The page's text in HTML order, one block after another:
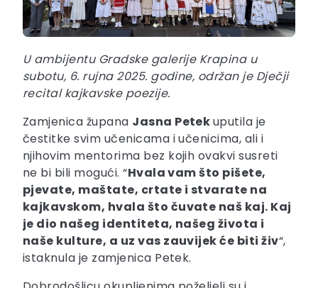
U ambijentu Gradske galerije Krapina u
subotu, 6. rujna 2025. godine, održan je Dječji
recital kajkavske poezije.
Zamjenica župana Jasna Petekuputila je
čestitke svim učenicama i učenicima, ali i
njihovim mentorima bez kojih ovakvi susreti
ne bi bili mogući. “Hvala vam što pišete,
pjevate, maštate, crtate i stvarate na
kajkavskom, hvala što čuvate naš kaj. Kaj
je dio našeg identiteta, našeg života i
naše kulture, a uz vas zauvijek će biti živ“,
istaknula je zamjenica Petek.